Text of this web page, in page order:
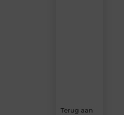
Terug aan